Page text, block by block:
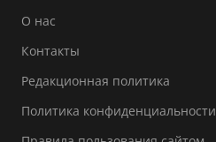
О нас
Контакты
Редакционная политика
Политика конфиденциальности